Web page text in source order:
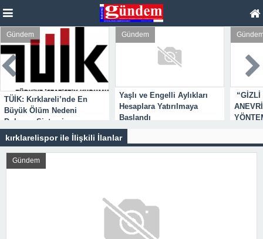
Gündem
TÜİK: Kırklareli’nde En
Büyük Ölüm Nedeni
Dolaşım Sistemi
Hastalıkları
Gündem
Yaşlı ve Engelli Aylıkları
Hesaplara Yatırılmaya
Başlandı
“GİZLİ
kırklarelispor ile İlişkili İlanlar
Gündem